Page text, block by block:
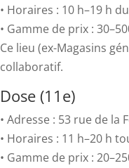
• Horaires : 10 h–19 h
• Gamme de prix :
Ce lieu (ex-Magasins
collaboratif.
Dose (11e)
• Adresse : 53 rue de la
• Horaires : 11 h–20 h
• Gamme de prix :